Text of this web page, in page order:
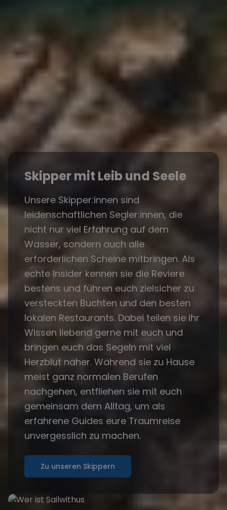
Skipper mit Leib und Seele
Unsere Skipper:innen sind
leidenschaftlichen Segler:innen, die
nicht nur viel Erfahrung auf dem
Wasser, sondern auch alle
erforderlichen Scheine mitbringen. Als
echte Insider kennen sie die Reviere
bestens und führen euch zielsicher zu
versteckten Buchten und den besten
lokalen Restaurants. Dabei teilen sie ihr
Wissen liebend gerne mit euch und
bringen euch das Segeln mit viel
Herzblut näher. Während sie zu Hause
meist ganz normalen Berufen
nachgehen, entfliehen sie mit euch
gemeinsam dem Alltag, um als
erfahrene Guides eure Traumreise
unvergesslich zu machen.
Zu unseren Skippern